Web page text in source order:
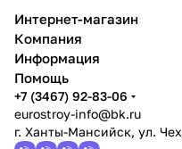
Интернет-магазин
Компания
Информация
Помощь
+7 (3467) 92-83-06
eurostroy-info@bk.ru
г. Ханты-Мансийск, ул.